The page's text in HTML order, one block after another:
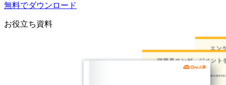
無料でダウンロード
お役立ち資料